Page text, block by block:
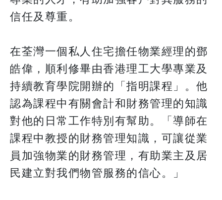
信任及尊重。
在荃灣一個私人住宅擔任物業經理的鄧
皓偉，順利修畢由香港理工大學專業及
持續教育學院開辦的「指明課程」。他
認為課程中有關會計和財務管理的知識
對他的日常工作特別有幫助。「導師在
課程中教授的財務管理知識，可讓從業
員加強物業的財務管理，有助業主及居
民建立對我們物管服務的信心。」